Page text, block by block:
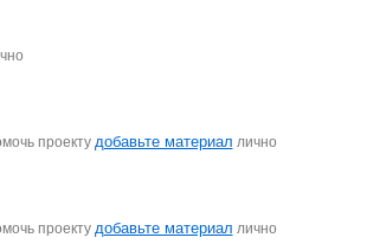
проекту добавьте материал лично
проекту добавьте материал лично